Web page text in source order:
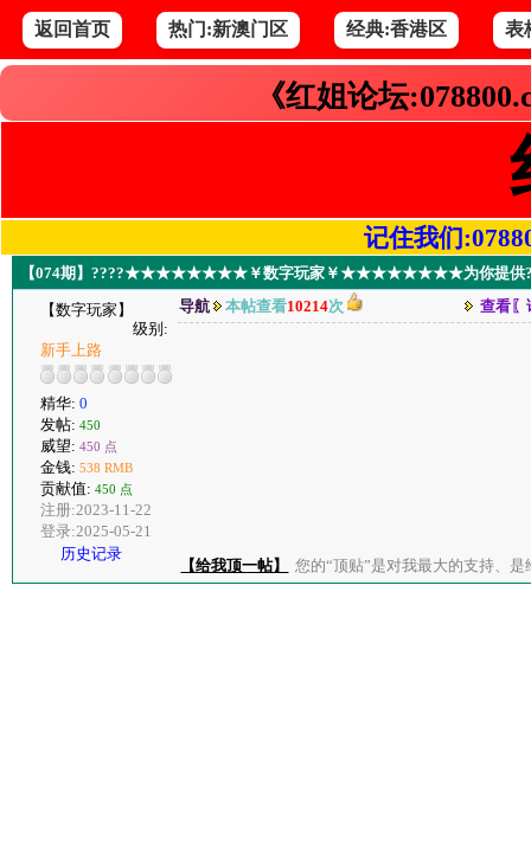
返回首页 热门:新澳门区 经典:香港区 表
《红姐论坛
记住我们
【074期】????★★★★★★★★￥数字玩家￥★★★★★★★★为你提供
【数字玩家】
级别:
新手上路
精华: 0
发帖: 450
威望: 450 点
金钱: 538 RMB
贡献值: 450 点
注册:2023-11-22
登录:2025-05-21
历史记录
导航 本帖查看10214次 查看〖
【给我顶一帖】 您的“顶贴”是对我最大的支持、